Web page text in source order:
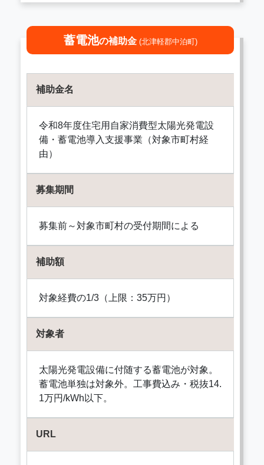
蓄電池の補助金 (北津軽郡中泊町)
補助金名
令和8年度住宅用自家消費型太陽光発電設
備・蓄電池導入支援事業（対象市町村経
由）
募集期間
募集前～対象市町村の受付期間による
補助額
対象経費の1/3（上限：35万円）
対象者
太陽光発電設備に付随する蓄電池が対象。
蓄電池単独は対象外。工事費込み・税抜14.
1万円/kWh以下。
URL